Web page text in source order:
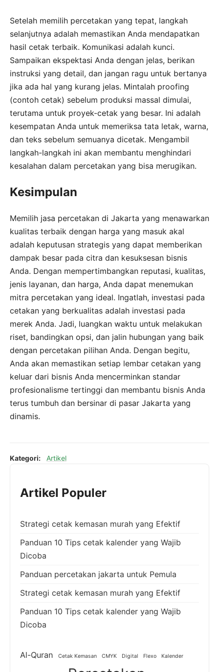
Setelah memilih percetakan yang tepat, langkah
selanjutnya adalah memastikan Anda mendapatkan
hasil cetak terbaik. Komunikasi adalah kunci.
Sampaikan ekspektasi Anda dengan jelas, berikan
instruksi yang detail, dan jangan ragu untuk bertanya
jika ada hal yang kurang jelas. Mintalah proofing
(contoh cetak) sebelum produksi massal dimulai,
terutama untuk proyek-cetak yang besar. Ini adalah
kesempatan Anda untuk memeriksa tata letak, warna,
dan teks sebelum semuanya dicetak. Mengambil
langkah-langkah ini akan membantu menghindari
kesalahan dalam percetakan yang bisa merugikan.
Kesimpulan
Memilih jasa percetakan di Jakarta yang menawarkan
kualitas terbaik dengan harga yang masuk akal
adalah keputusan strategis yang dapat memberikan
dampak besar pada citra dan kesuksesan bisnis
Anda. Dengan mempertimbangkan reputasi, kualitas,
jenis layanan, dan harga, Anda dapat menemukan
mitra percetakan yang ideal. Ingatlah, investasi pada
cetakan yang berkualitas adalah investasi pada
merek Anda. Jadi, luangkan waktu untuk melakukan
riset, bandingkan opsi, dan jalin hubungan yang baik
dengan percetakan pilihan Anda. Dengan begitu,
Anda akan memastikan setiap lembar cetakan yang
keluar dari bisnis Anda mencerminkan standar
profesionalisme tertinggi dan membantu bisnis Anda
terus tumbuh dan bersinar di pasar Jakarta yang
dinamis.
Kategori: Artikel
Artikel Populer
Strategi cetak kemasan murah yang Efektif
Panduan 10 Tips cetak kalender yang Wajib
Dicoba
Panduan percetakan jakarta untuk Pemula
Strategi cetak kemasan murah yang Efektif
Panduan 10 Tips cetak kalender yang Wajib
Dicoba
Al-Quran Cetak Kemasan CMYK Digital Flexo Kalender